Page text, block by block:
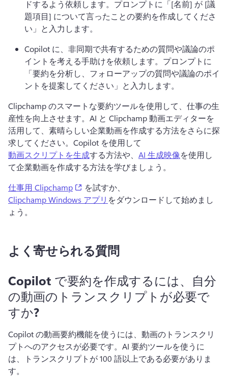
ドするよう依頼します。プロンプトに「[名前] が [議
題項目] について言ったことの要約を作成してくださ
い」と入力します。
Copilot に、非同期で共有するための質問や議論のポ
イントを考える手助けを依頼します。プロンプトに
「要約を分析し、フォローアップの質問や議論のポイ
ントを提案してください」と入力します。
Clipchamp のスマートな要約ツールを使用して、仕事の生
産性を向上させます。 AI と Clipchamp 動画エディターを
活用して、素晴らしい企業動画を作成する方法をさらに探
求してください。 Copilot を使用して
動画スクリプトを生成する方法や、 AI 生成映像を使用し
て企業動画を作成する方法を学びましょう。
仕事用 Clipchamp
(opens in a new tab)
を試すか、
Clipchamp Windows アプリ をダウンロードして始めまし
ょう。
よく寄せられる質問
Copilot で要約を作成するには、自分
の動画のトランスクリプトが必要で
すか?
Copilot の動画要約機能を使うには、動画のトランスクリ
プトへのアクセスが必要です。 AI 要約ツールを使うに
は、トランスクリプトが 100 語以上である必要がありま
す。